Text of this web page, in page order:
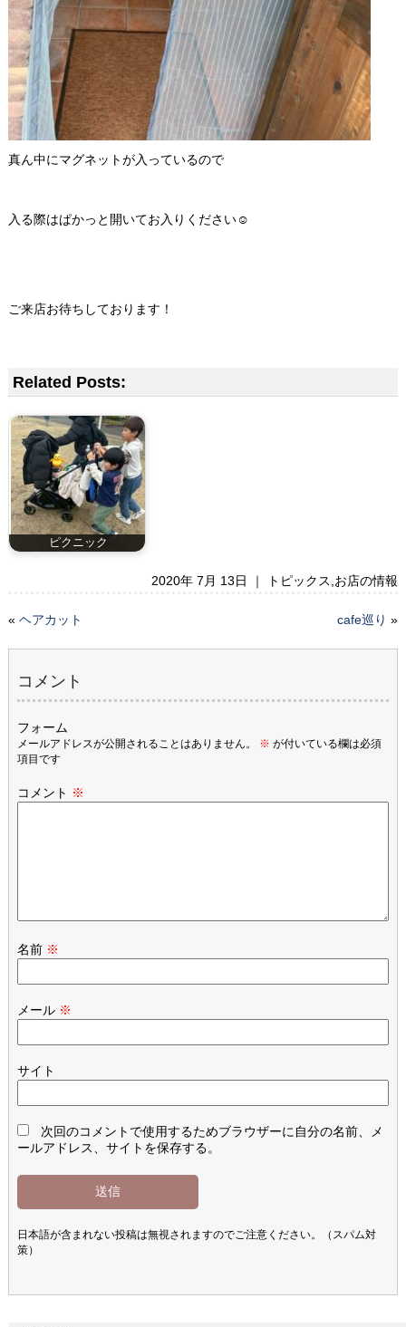
真ん中にマグネットが入っているので
入る際はぱかっと開いてお入りください☺
ご来店お待ちしております！
Related Posts:
ピクニック
2020年 7月 13日 ｜ トピックス お店の情報
« ヘアカット cafe巡り »
コメント
フォーム
メールアドレスが公開されることはありません。 ※ が付いている欄は必須
項目です
コメント ※
名前 ※
メール ※
サイト
次回のコメントで使用するためブラウザーに自分の名前、メ
ールアドレス、サイトを保存する。
日本語が含まれない投稿は無視されますのでご注意ください。（スパム対
策）